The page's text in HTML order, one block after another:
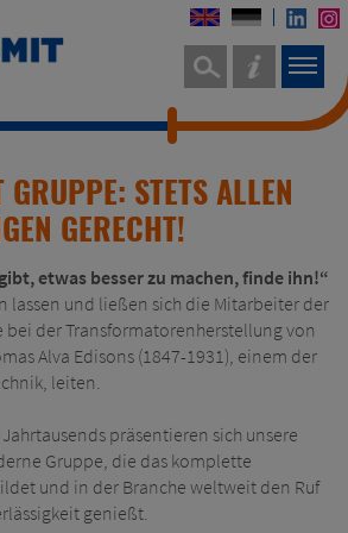
STETS ALLEN
GERECHT!
etwas besser zu machen, finde ihn!“
lassen und ließen sich die Mitarbeiter der
der Transformatorenherstellung von
Alva Edisons (1847-1931), einem der
leiten.
präsentieren sich unsere
Gruppe, die das komplette
und in der Branche weltweit den Ruf
genießt.